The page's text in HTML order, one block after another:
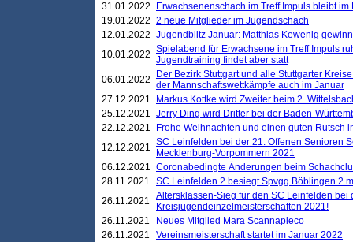
31.01.2022
Erwachsenenschach im Treff Impuls bleibt
19.01.2022 2 neue Mitglieder im Jugendschach
12.01.2022 Jugendblitz Januar: Matthias Kewenig
10.01.2022 Spielabend für Erwachsene im Treff Impuls
Jugendtraining findet aber statt
06.01.2022
Der Bezirk Stuttgart und alle Stuttgarter
der Mannschaftswettkämpfe auch im Januar
27.12.2021
Markus Kottke wird Zweiter beim 2.
25.12.2021 Jerry Ding wird Dritter bei der Baden-
22.12.2021
Frohe Weihnachten und einen guten Rutsch
12.12.2021 SC Leinfelden bei der 21. Offenen Senioren
Mecklenburg-Vorpommern 2021
06.12.2021 Coronabedingte Änderungen beim
28.11.2021
SC Leinfelden 2 besiegt Spvgg Böblingen 2
26.11.2021
Altersklassen-Sieg für den SC Leinfelden bei
Kreisjugendeinzelmeisterschaften 2021!
26.11.2021
Neues Mitglied Mara Scannapieco
26.11.2021
Vereinsmeisterschaft startet im Januar 2022